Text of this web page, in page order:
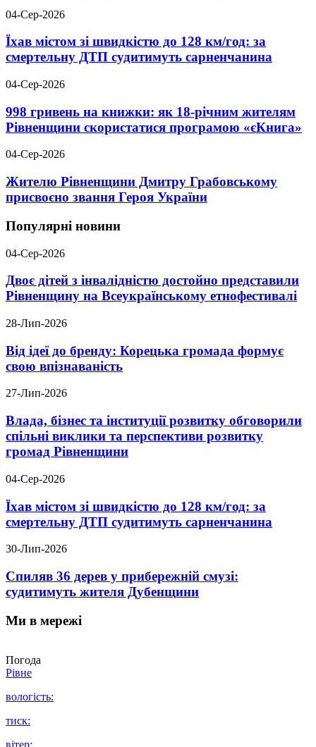
04-Сер-2026
Їхав містом зі швидкістю до 128 км/год: за
смертельну ДТП судитимуть сарненчанина
04-Сер-2026
998 гривень на книжки: як 18-річним жителям
Рівненщини скористатися програмою «єКнига»
04-Сер-2026
Жителю Рівненщини Дмитру Грабовському
присвоєно звання Героя України
Популярні новини
04-Сер-2026
Двоє дітей з інвалідністю достойно представили
Рівненщину на Всеукраїнському етнофестивалі
28-Лип-2026
Від ідеї до бренду: Корецька громада формує
свою впізнаваність
27-Лип-2026
Влада, бізнес та інституції розвитку обговорили
спільні виклики та перспективи розвитку
громад Рівненщини
04-Сер-2026
Їхав містом зі швидкістю до 128 км/год: за
смертельну ДТП судитимуть сарненчанина
30-Лип-2026
Спиляв 36 дерев у прибережній смузі:
судитимуть жителя Дубенщини
Ми в мережі
Погода
Рівне
вологість:
тиск: